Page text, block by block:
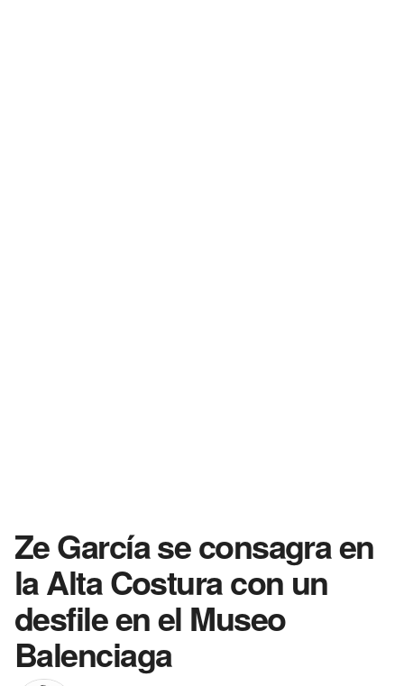
Ze García se consagra en
la Alta Costura con un
desfile en el Museo
Balenciaga